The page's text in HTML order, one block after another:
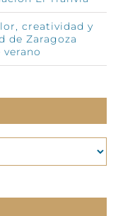
creatividad y
de Zaragoza